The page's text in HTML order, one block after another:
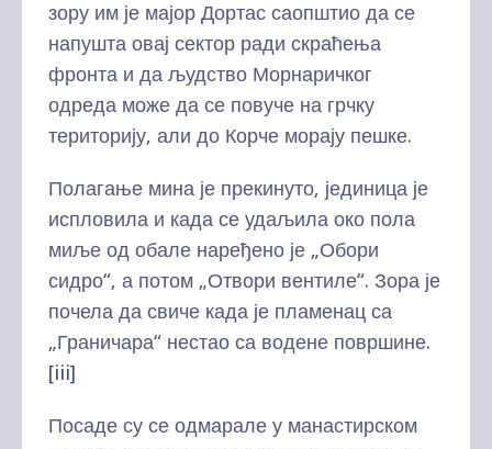
зору им је мајор Дортас саопштио да се
напушта овај сектор ради скраћења
фронта и да људство Морнаричког
одреда може да се повуче на грчку
територију, али до Корче морају пешке.
Полагање мина је прекинуто, јединица је
испловила и када се удаљила око пола
миље од обале наређено је „Обори
сидро“, а потом „Отвори вентиле“. Зора је
почела да свиче када је пламенац са
„Граничара“ нестао са водене површине.
[iii]
Посаде су се одмарале у манастирском